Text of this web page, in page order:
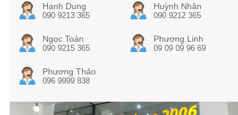
Hạnh Dung
090 9213 365
Huỳnh Nhân
090 9212 365
Ngọc Toàn
090 9215 365
Phương Linh
09 09 09 96 69
Phương Thảo
096 9999 838